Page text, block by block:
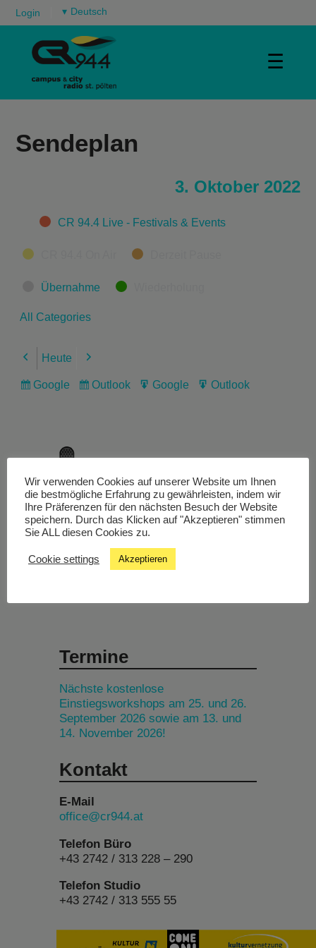
Login ▾
☰
Sendeplan
3. Oktober 2022
CategoriesCR 94.4 Live - Festivals & Events
Übernahme
All Categories
Previous
Heute Next
Subscribe
Google
Subscribe
Outlook
Export
Google
Export
Outlook
Livestream
Studiochat
Termine
Nächste kostenlose
Einstiegsworkshops am 25. und 26.
September 2026 sowie am 13. und
14. November 2026!
Kontakt
E-Mail
office@cr944.at
Telefon Büro
+43 2742 / 313 228 – 290
Telefon Studio
+43 2742 / 313 555 55
Wir verwenden Cookies auf unserer Website um Ihnen
die bestmögliche Erfahrung zu gewährleisten, indem wir
Ihre Präferenzen für den nächsten Besuch der Website
speichern. Durch das Klicken auf "Akzeptieren" stimmen
Sie ALL diesen Cookies zu.
Cookie settings Akzeptieren